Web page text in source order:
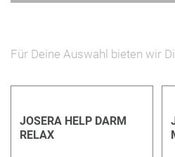
Für Deine Auswahl bieten wir
JOSERA HELP DARM
RELAX